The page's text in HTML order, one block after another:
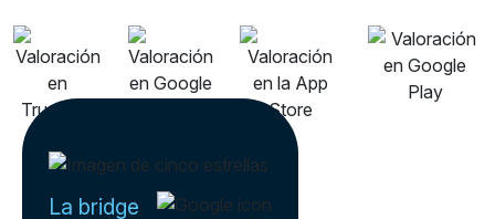
La bridge